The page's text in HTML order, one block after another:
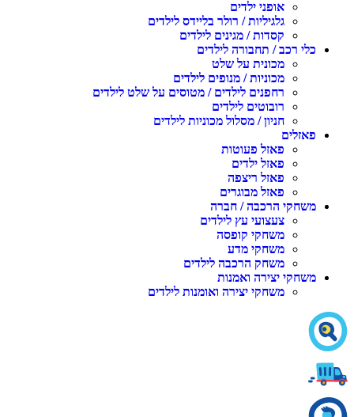
אופני ילדים
גלגיליות / רולר בליידס לילדים
קסדות / מגינים לילדים
כלי רכב / תחבורה לילדים
מכונית על שלט
מכוניות / מנופים לילדים
רחפנים לילדים / מטוסים על שלט לילדים
רובוטים לילדים
חניון / מסלול מכוניות לילדים
פאזלים
פאזל פעוטות
פאזל ילדים
פאזל ריצפה
פאזל מבוגרים
משחקי הרכבה / חברה
צעצועי עץ לילדים
משחקי קופסה
משחקי מדע
משחק הרכבה לילדים
משחקי יצירה ואמנות
משחקי יצירה ואומנות לילדים